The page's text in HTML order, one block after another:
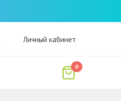
Личный кабинет
0